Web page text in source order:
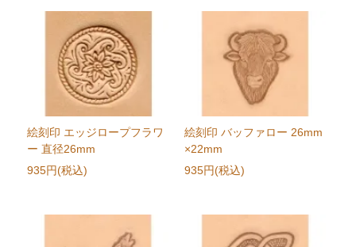
絵刻印 エッジロープフラワ
ー 直径26mm
935円(税込)
絵刻印 バッファロー 26mm
×22mm
935円(税込)